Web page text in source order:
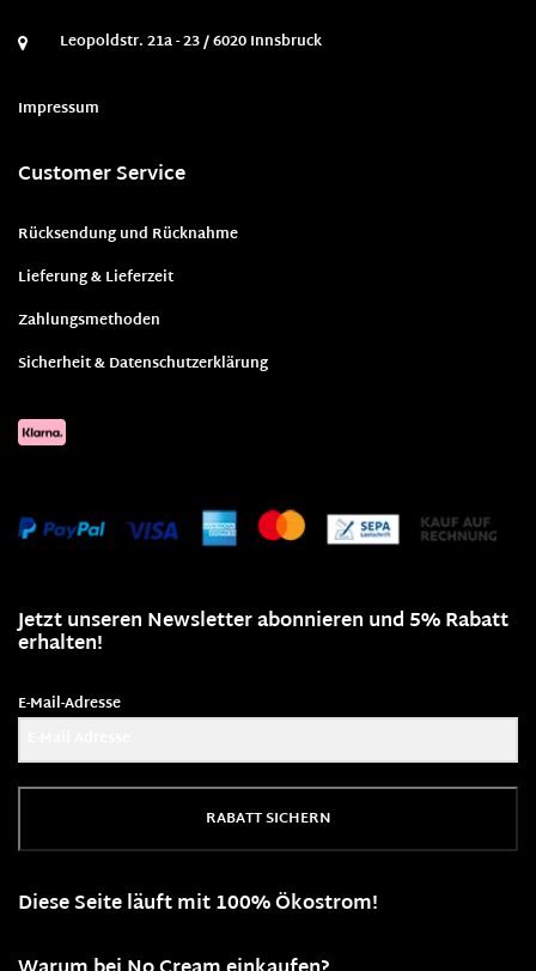
Leopoldstr. 21a - 23 / 6020 Innsbruck
Impressum
Customer Service
Rücksendung und Rücknahme
Lieferung & Lieferzeit
Zahlungsmethoden
Sicherheit & Datenschutzerklärung
Jetzt unseren Newsletter abonnieren und 5% Rabatt
erhalten!
E-Mail-Adresse
RABATT SICHERN
Diese Seite läuft mit 100% Ökostrom!